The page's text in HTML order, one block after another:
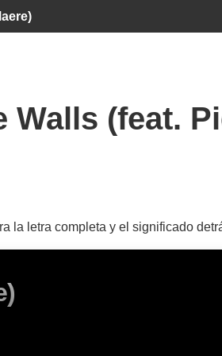
Walls (feat.
la letra completa y el significado